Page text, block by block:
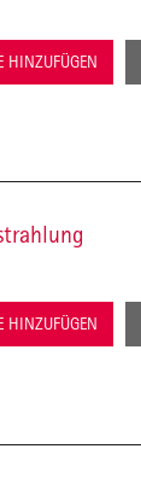
HINZUFÜGEN
HINZUFÜGEN